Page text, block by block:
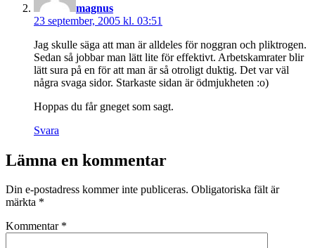
magnus
23 september, 2005 kl. 03:51
Jag skulle säga att man är alldeles för noggran och pliktrogen.
Sedan så jobbar man lätt lite för effektivt. Arbetskamrater blir
lätt sura på en för att man är så otroligt duktig. Det var väl
några svaga sidor. Starkaste sidan är ödmjukheten :o)
Hoppas du får gneget som sagt.
Svara
Lämna en kommentar
Din e-postadress kommer inte publiceras. Obligatoriska fält är
märkta *
Kommentar *